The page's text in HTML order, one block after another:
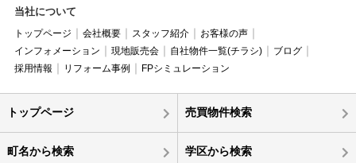
当社について
トップページ 会社概要 スタッフ紹介
お客様の声
インフォメーション
現地販売会 自社物件一覧(チラシ)
ブログ
採用情報
リフォーム事例 FPシミュレーション
トップページ 売買物件検索
町名から検索 学区から検索